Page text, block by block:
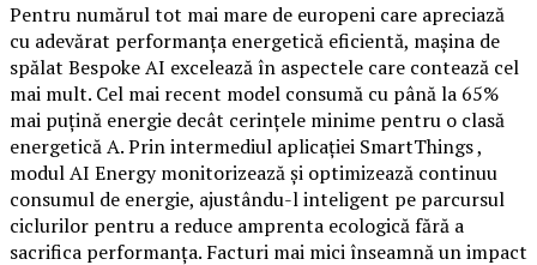
Pentru numărul tot mai mare de europeni care apreciază
cu adevărat performanța energetică eficientă, mașina de
spălat Bespoke AI excelează în aspectele care contează cel
mai mult. Cel mai recent model consumă cu până la 65%
mai puțină energie decât cerințele minime pentru o clasă
energetică A. Prin intermediul aplicației SmartThings ,
modul AI Energy monitorizează și optimizează continuu
consumul de energie, ajustându-l inteligent pe parcursul
ciclurilor pentru a reduce amprenta ecologică fără a
sacrifica performanța. Facturi mai mici înseamnă un impact